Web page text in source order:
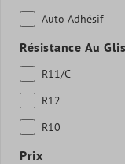
Auto Adhésif
Résistance Au
R11/C
R12
R10
Prix